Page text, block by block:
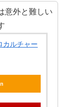
意外と難しい
ルチャー